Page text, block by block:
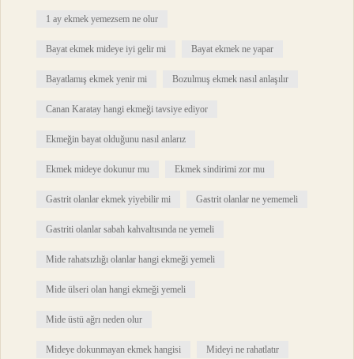
1 ay ekmek yemezsem ne olur
Bayat ekmek mideye iyi gelir mi Bayat ekmek ne yapar
Bayatlamış ekmek yenir mi Bozulmuş ekmek nasıl anlaşılır
Canan Karatay hangi ekmeği tavsiye ediyor
Ekmeğin bayat olduğunu nasıl anlarız
Ekmek mideye dokunur mu Ekmek sindirimi zor mu
Gastrit olanlar ekmek yiyebilir mi Gastrit olanlar ne yememeli
Gastriti olanlar sabah kahvaltısında ne yemeli
Mide rahatsızlığı olanlar hangi ekmeği yemeli
Mide ülseri olan hangi ekmeği yemeli
Mide üstü ağrı neden olur
Mideye dokunmayan ekmek hangisi Mideyi ne rahatlatır